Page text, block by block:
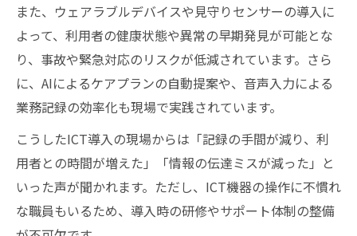
また、ウェアラブルデバイスや見守りセンサーの導入に
よって、利用者の健康状態や異常の早期発見が可能とな
り、事故や緊急対応のリスクが低減されています。さら
に、AIによるケアプランの自動提案や、音声入力による
業務記録の効率化も現場で実践されています。
こうしたICT導入の現場からは「記録の手間が減り、利
用者との時間が増えた」「情報の伝達ミスが減った」と
いった声が聞かれます。ただし、ICT機器の操作に不慣れ
な職員もいるため、導入時の研修やサポート体制の整備